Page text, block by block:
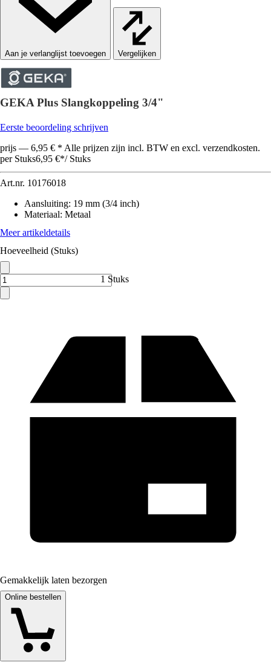
Vergelijken
GEKA Plus Slangkoppeling 3/4"
Eerste beoordeling schrijven
prijs — 6,95 € * Alle prijzen zijn incl. BTW en excl. verzendkosten.
per Stuks6,95 €*/ Stuks
Art.nr. 10176018
Aansluiting: 19 mm (3/4 inch)
Materiaal: Metaal
Meer artikeldetails
Hoeveelheid (Stuks)
1 Stuks
Gemakkelijk laten bezorgen
Online bestellen